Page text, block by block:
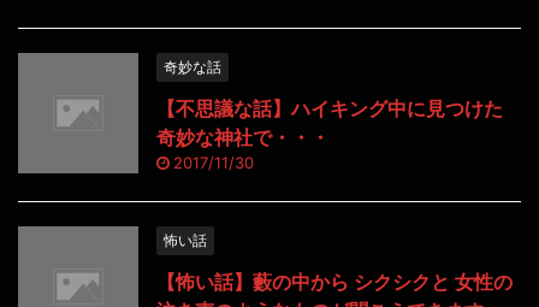
奇妙な話
【不思議な話】ハイキング中に見つけた
奇妙な神社で・・・
2017/11/30
怖い話
【怖い話】藪の中から シクシクと 女性の